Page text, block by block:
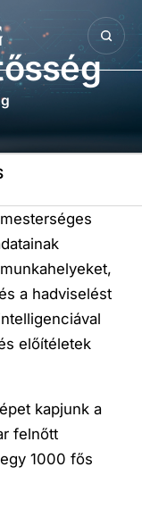
a hadviselést
előítéletek
kapjunk a
felnőtt
1000 fős